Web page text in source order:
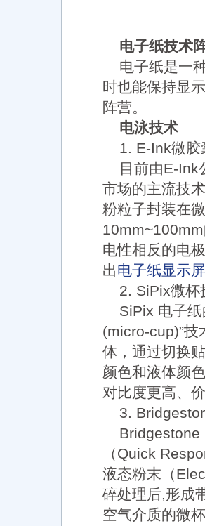
电子纸技术
电子纸是一
时也能保持显
阵营。
电泳技术
1. E-Ink微胶
目前由E-Ink
市场的主流技
粉粒子封装在
电性相反的电
出电子纸显示
2. SiPix微杯
SiPix 电子
(micro-cup)”
体，通过切换
颜色和液体颜
对比度更高、
3.
Bridgestone
（Quick
液态粉末（
碎处理后,形成
空气介质的微